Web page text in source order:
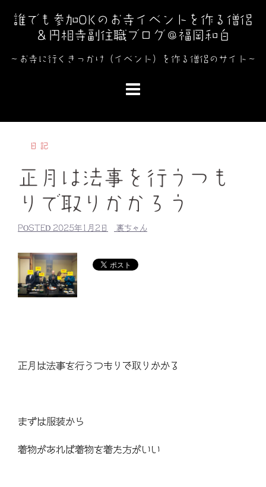
キ
誰でも参加OKのお寺イベントを作る僧侶
＆円相寺副住職ブログ＠福岡和白
～お寺に行くきっかけ（イベント）を作る僧侶のサイト～
日記
正月は法事を行うつも
りで取りかかろう
POSTED 2025年1月2日 裏ちゃん
正月は法事を行うつもりで取りかかる
まずは服装から
着物があれば着物を着た方がいい